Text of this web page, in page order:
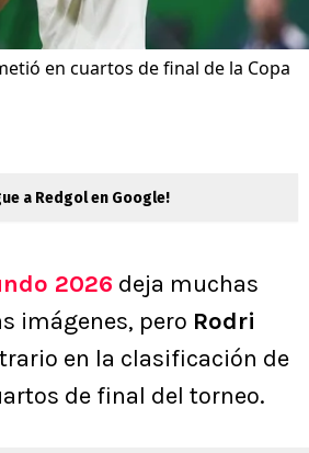
en cuartos de final de la Copa
a Redgol en Google!
2026 deja muchas
imágenes, pero Rodri
en la clasificación de
de final del torneo.